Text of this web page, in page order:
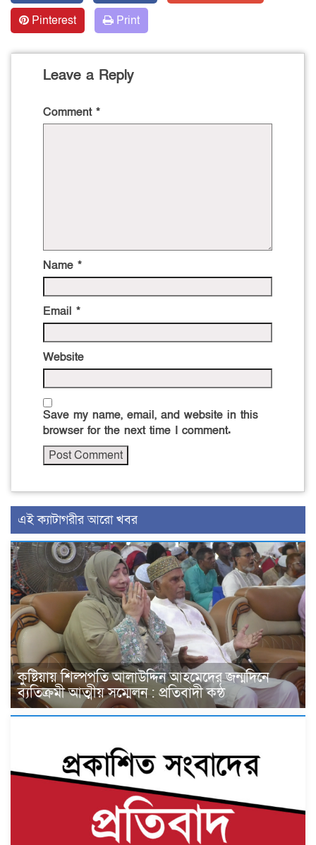
Pinterest
Print
Leave a Reply
Comment *
Name *
Email *
Website
Save my name, email, and website in this
browser for the next time I comment.
এই ক্যাটাগরীর আরো খবর
কুষ্টিয়ায় শিল্পপতি আলাউদ্দিন আহমেদের জন্মদিনে
ব্যতিক্রমী আত্মীয় সম্মেলন : প্রতিবাদী কন্ঠ